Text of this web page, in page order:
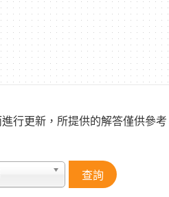
行更新，所提供的解答僅供參